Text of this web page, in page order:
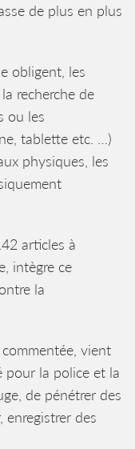
de plus en plus
obligent, les
recherche de
ou les
tablette etc. …)
physiques, les
articles à
intègre ce
la
vient
pour la police et la
de pénétrer des
des